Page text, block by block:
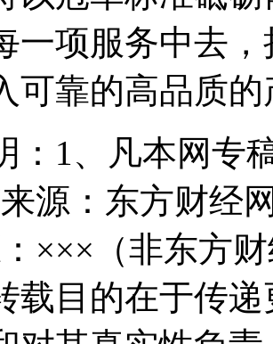
一项服务中去
可靠的高品质的
： 1、凡本网专
源：东方财经
×××（非东方
载目的在于传